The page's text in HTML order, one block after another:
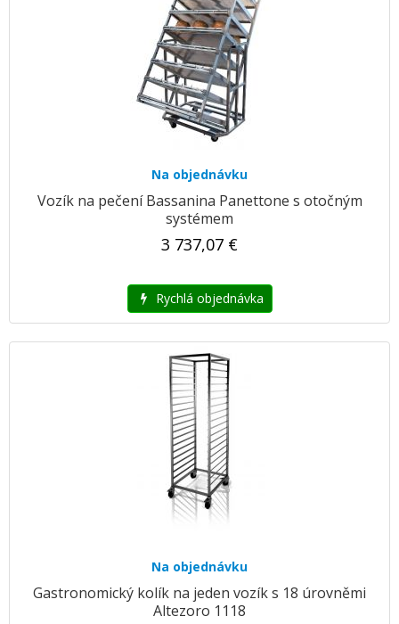
Na objednávku
Vozík na pečení Bassanina Panettone s otočným
systémem
3 737,07 €
Rychlá objednávka
Na objednávku
Gastronomický kolík na jeden vozík s 18 úrovněmi
Altezoro 1118